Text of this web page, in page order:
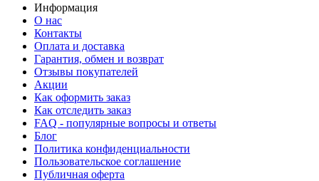
Информация
О нас
Контакты
Оплата и доставка
Гарантия, обмен и возврат
Отзывы покупателей
Акции
Как оформить заказ
Как отследить заказ
FAQ - популярные вопросы и ответы
Блог
Политика конфиденциальности
Пользовательское соглашение
Публичная оферта